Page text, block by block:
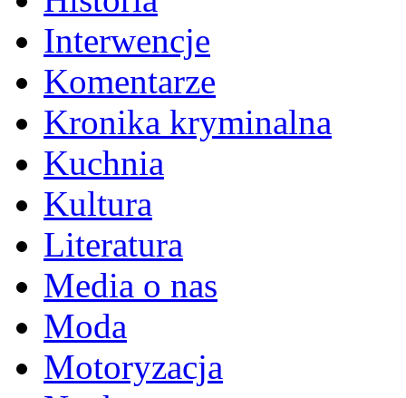
Interwencje
Komentarze
Kronika kryminalna
Kuchnia
Kultura
Literatura
Media o nas
Moda
Motoryzacja